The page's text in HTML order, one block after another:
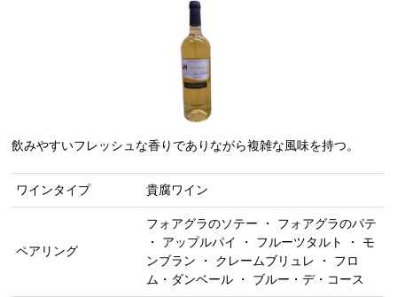
飲みやすいフレッシュな香りでありながら複雑な風味を持つ。
ワインタイプ 貴腐ワイン
ペアリング
フォアグラのソテー ・ フォアグラのパテ
・ アップルパイ ・ フルーツタルト ・ モ
ンブラン ・ クレームブリュレ ・ フロ
ム・ダンベール ・ ブルー・デ・コース